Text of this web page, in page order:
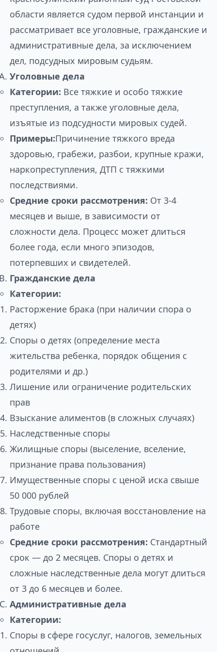
области является судом первой инстанции и
рассматривает все уголовные, гражданские и
административные дела, за исключением
дел, подсудных мировым судьям.
Уголовные дела
Категории: Все тяжкие и особо тяжкие
преступления, а также уголовные дела,
изъятые из подсудности мировых судей.
Примеры:Причинение тяжкого вреда
здоровью, грабежи, разбои, крупные кражи,
наркопреступления, ДТП с тяжкими
последствиями.
Средние сроки рассмотрения: От 3-4
месяцев и выше, в зависимости от
сложности дела. Процесс может длиться
более года, если много эпизодов,
потерпевших и свидетелей.
Гражданские дела
Категории:
Расторжение брака (при наличии спора о
детях)
Споры о детях (определение места
жительства ребенка, порядок общения с
родителями и др.)
Лишение или ограничение родительских
прав
Взыскание алиментов (в сложных случаях)
Наследственные споры
Жилищные споры (выселение, вселение,
признание права пользования)
Имущественные споры с ценой иска свыше
50 000 рублей
Трудовые споры, включая восстановление на
работе
Средние сроки рассмотрения: Стандартный
срок — до 2 месяцев. Споры о детях и
сложные наследственные дела могут длиться
от 3 до 6 месяцев и более.
Административные дела
Категории:
Споры в сфере госуслуг, налогов, земельных